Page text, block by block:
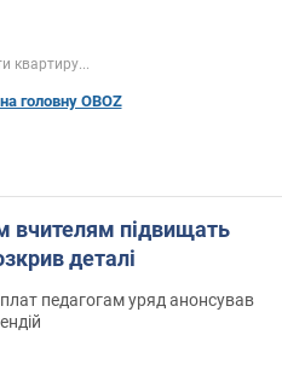
квартиру...
головну OBOZ
вчителям підвищать
деталі
педагогам уряд анонсував